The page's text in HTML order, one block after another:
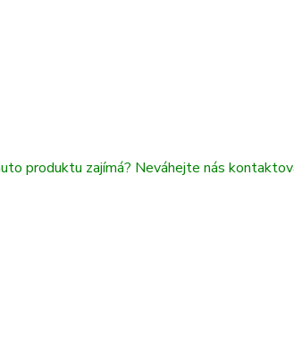
produktu zajímá? Neváhejte nás